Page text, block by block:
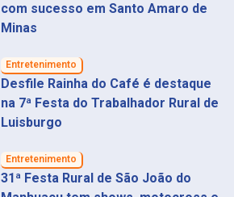
com sucesso em Santo Amaro de
Minas
Entretenimento
Desfile Rainha do Café é destaque
na 7ª Festa do Trabalhador Rural de
Luisburgo
Entretenimento
31ª Festa Rural de São João do